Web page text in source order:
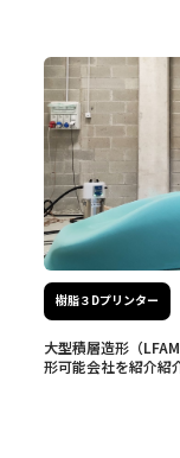
樹脂３Dプリンター
大型積層造形（
形可能会社を紹介紹